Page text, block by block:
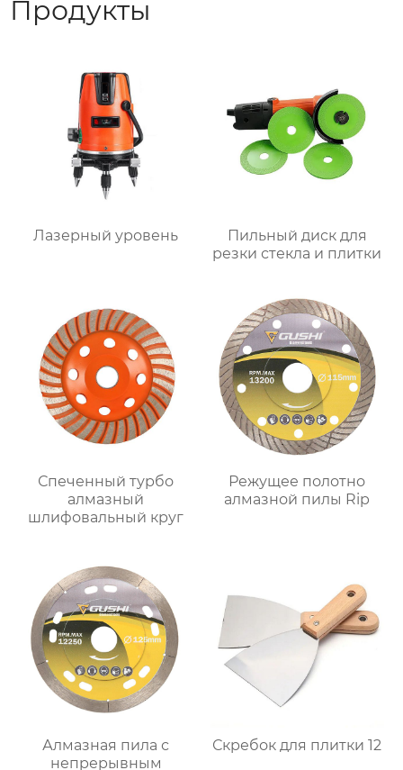
Продукты
Лазерный уровень
Пильный диск для
резки стекла и плитки
Спеченный турбо
алмазный
шлифовальный круг
Режущее полотно
алмазной пилы Rip
Алмазная пила с
непрерывным
Скребок для плитки 12